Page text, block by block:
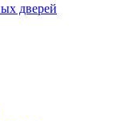
дверей